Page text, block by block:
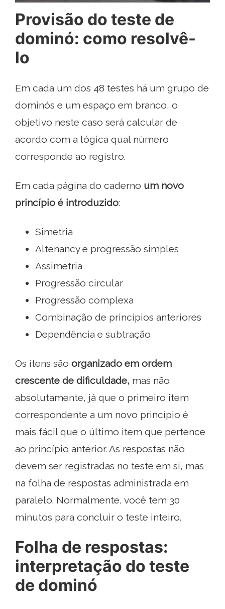
Provisão do teste de
dominó: como resolvê-
lo
Em cada um dos 48 testes há um grupo de
dominós e um espaço em branco, o
objetivo neste caso será calcular de
acordo com a lógica qual número
corresponde ao registro.
Em cada página do caderno um novo
princípio é introduzido:
Simetria
Altenancy e progressão simples
Assimetria
Progressão circular
Progressão complexa
Combinação de princípios anteriores
Dependência e subtração
Os itens são organizado em ordem
crescente de dificuldade, mas não
absolutamente, já que o primeiro item
correspondente a um novo princípio é
mais fácil que o último item que pertence
ao princípio anterior. As respostas não
devem ser registradas no teste em si, mas
na folha de respostas administrada em
paralelo. Normalmente, você tem 30
minutos para concluir o teste inteiro.
Folha de respostas:
interpretação do teste
de dominó